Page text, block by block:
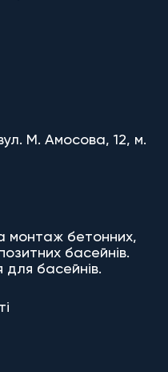
М. Амосова, 12, м.
монтаж бетонних,
басейнів.
басейнів.